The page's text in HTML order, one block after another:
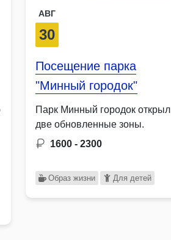
АВГ
30
Посещение парка
"Минный городок"
Парк Минный городок открыл
две обновленные зоны.
1600 - 2300
Образ жизни Для детей